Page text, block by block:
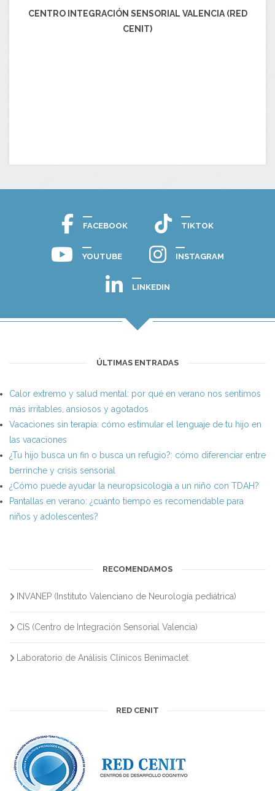
CENTRO INTEGRACIÓN SENSORIAL VALENCIA (RED
CENIT)
FACEBOOK TIKTOK
YOUTUBE INSTAGRAM
LINKEDIN
ÚLTIMAS ENTRADAS
Calor extremo y salud mental: por qué en verano nos sentimos
más irritables, ansiosos y agotados
Vacaciones sin terapia: cómo estimular el lenguaje de tu hijo en
las vacaciones
¿Tu hijo busca un fin o busca un refugio?: cómo diferenciar entre
berrinche y crisis sensorial
¿Cómo puede ayudar la neuropsicología a un niño con TDAH?
Pantallas en verano: ¿cuánto tiempo es recomendable para
niños y adolescentes?
RECOMENDAMOS
INVANEP (Instituto Valenciano de Neurología pediátrica)
CIS (Centro de Integración Sensorial Valencia)
Laboratorio de Análisis Clínicos Benimaclet
RED CENIT